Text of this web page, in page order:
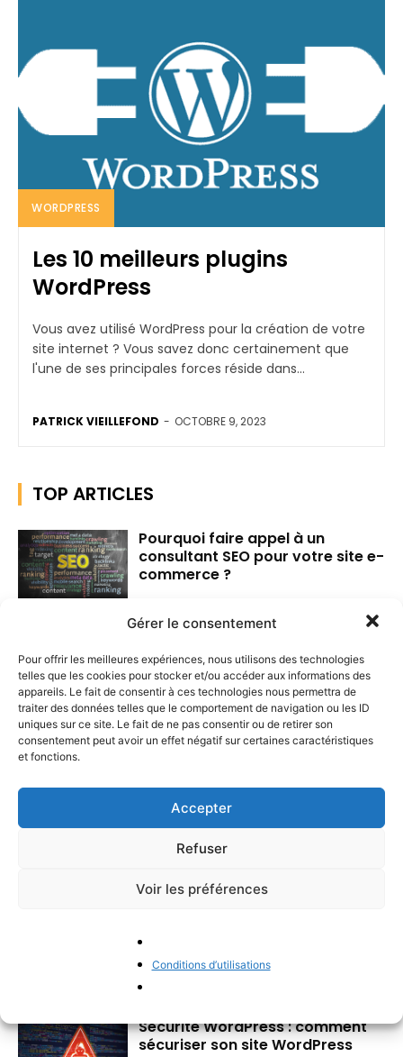
Gérer le consentement
Pour offrir les meilleures expériences, nous utilisons des technologies
telles que les cookies pour stocker et/ou accéder aux informations des
appareils. Le fait de consentir à ces technologies nous permettra de
traiter des données telles que le comportement de navigation ou les ID
uniques sur ce site. Le fait de ne pas consentir ou de retirer son
consentement peut avoir un effet négatif sur certaines caractéristiques
et fonctions.
Accepter
Refuser
Voir les préférences
Conditions d’utilisations
WORDPRESS
Les 10 meilleurs plugins
WordPress
Vous avez utilisé WordPress pour la création de votre
site internet ? Vous savez donc certainement que
l'une de ses principales forces réside dans...
PATRICK VIEILLEFOND - OCTOBRE 9, 2023
TOP ARTICLES
Pourquoi faire appel à un
consultant SEO pour votre site e-
commerce ?
Pourquoi le référencement
naturel SEO est-il indispensable ?
Quelle est l’importance d’un
accompagnement e-commerce
personnalisé ?
Sécurité WordPress : comment
sécuriser son site WordPress